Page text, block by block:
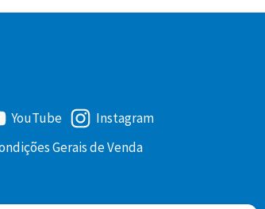
YouTube
Instagram
Gerais de Venda